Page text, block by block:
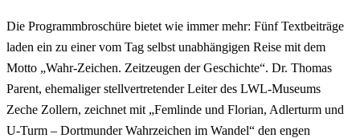
Die Programmbroschüre bietet wie immer mehr: Fünf Textbeiträge
laden ein zu einer vom Tag selbst unabhängigen Reise mit dem
Motto „Wahr-Zeichen. Zeitzeugen der Geschichte“. Dr. Thomas
Parent, ehemaliger stellvertretender Leiter des LWL-Museums
Zeche Zollern, zeichnet mit „Femlinde und Florian, Adlerturm und
U-Turm – Dortmunder Wahrzeichen im Wandel“ den engen